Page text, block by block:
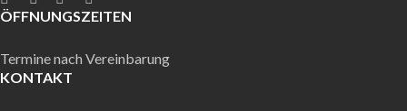
ÖFFNUNGSZEITEN
Termine nach Vereinbarung
KONTAKT